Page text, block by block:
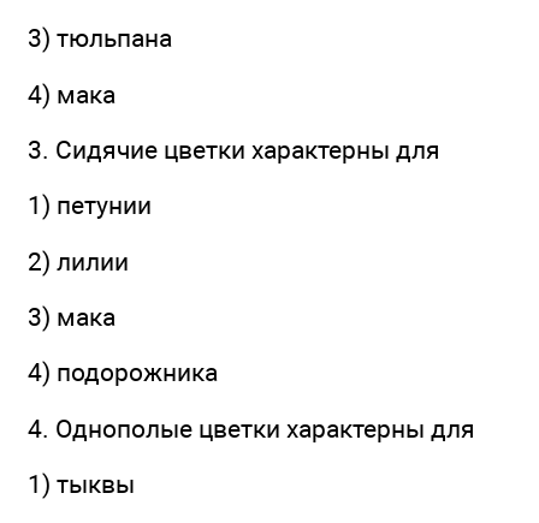
3) тюльпана
4) мака
3. Сидячие цветки характерны для
1) петунии
2) лилии
3) мака
4) подорожника
4. Однополые цветки характерны для
1) тыквы